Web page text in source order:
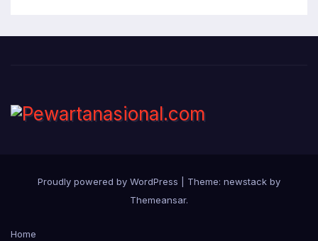
Proudly powered by WordPress
Theme: newstack by
Themeansar.
Home